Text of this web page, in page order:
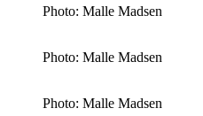
Photo: Malle Madsen
Photo: Malle Madsen
Photo: Malle Madsen